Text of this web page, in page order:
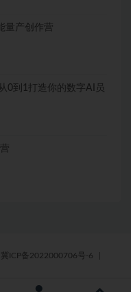
量产创作营
0到1打造你的数字AI员
冀ICP备2022000706号-6